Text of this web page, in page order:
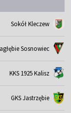
Sokół Kleczew
Sosnowiec
KKS 1925 Kalisz
GKS Jastrzębie